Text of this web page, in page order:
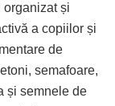
organizat și
a copiilor și
de
semafoare,
și semnele de